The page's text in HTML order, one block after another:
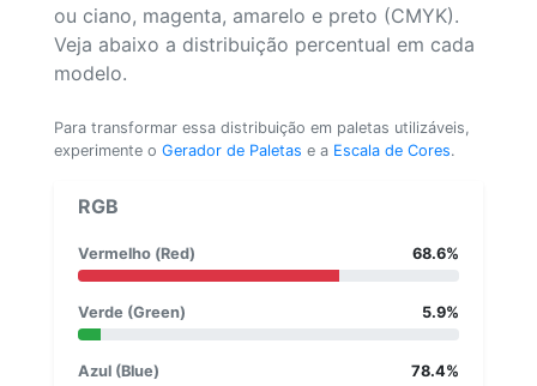
ou ciano, magenta, amarelo e preto (CMYK).
Veja abaixo a distribuição percentual em cada
modelo.
Para transformar essa distribuição em paletas utilizáveis,
experimente o Gerador de Paletas e a Escala de Cores.
RGB
Vermelho (Red) 68.6%
Verde (Green) 5.9%
Azul (Blue) 78.4%